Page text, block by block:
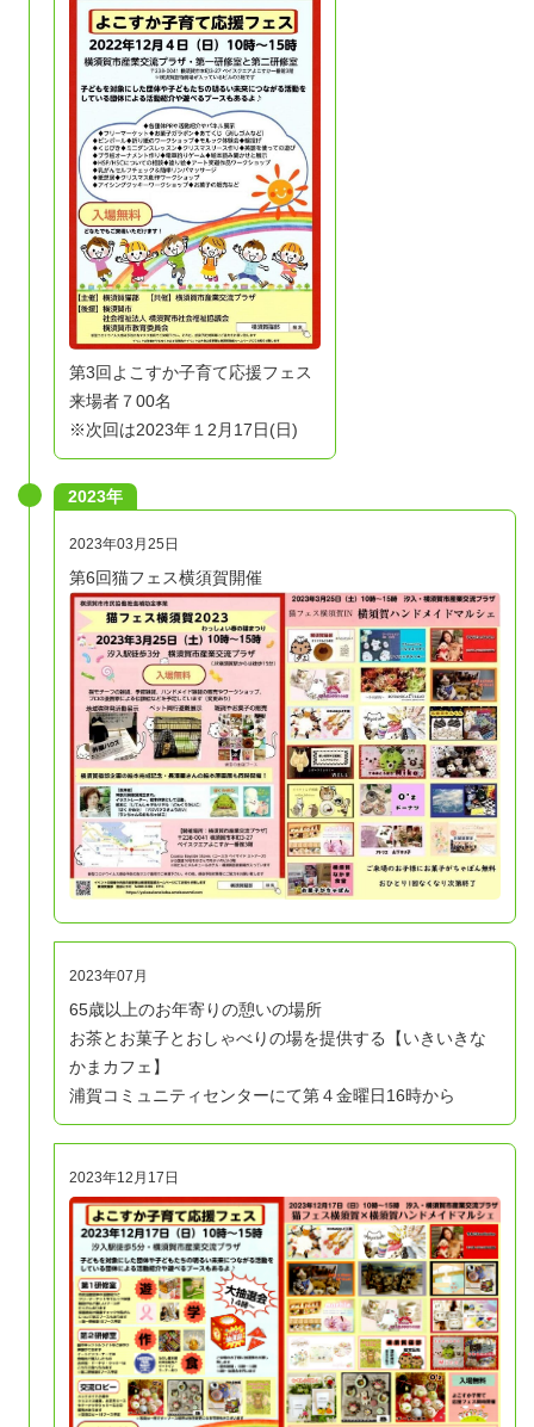
第3回よこすか子育て応援フェス
来場者７00名
※次回は2023年１2月17日(日)
2023年
2023年03月25日
第6回猫フェス横須賀開催
2023年07月
65歳以上のお年寄りの憩いの場所
お茶とお菓子とおしゃべりの場を提供する【いきいきな
かまカフェ】
浦賀コミュニティセンターにて第４金曜日16時から
2023年12月17日